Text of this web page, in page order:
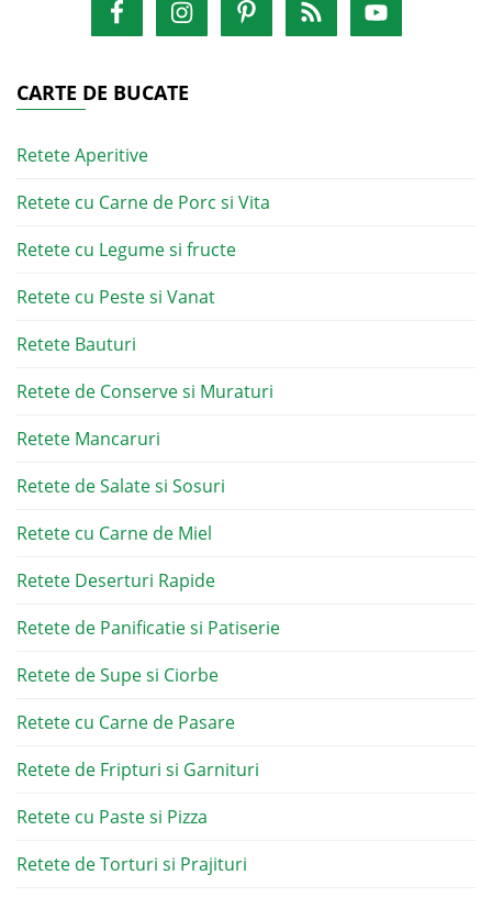
CARTE DE BUCATE
Retete Aperitive
Retete cu Carne de Porc si Vita
Retete cu Legume si fructe
Retete cu Peste si Vanat
Retete Bauturi
Retete de Conserve si Muraturi
Retete Mancaruri
Retete de Salate si Sosuri
Retete cu Carne de Miel
Retete Deserturi Rapide
Retete de Panificatie si Patiserie
Retete de Supe si Ciorbe
Retete cu Carne de Pasare
Retete de Fripturi si Garnituri
Retete cu Paste si Pizza
Retete de Torturi si Prajituri